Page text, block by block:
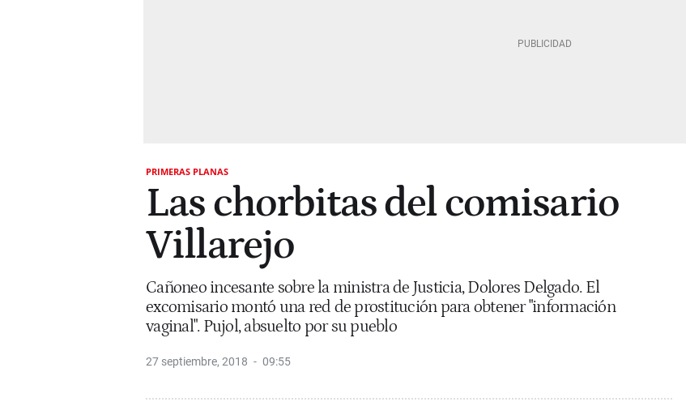
PRIMERAS PLANAS
Las chorbitas del comisario
Villarejo
Cañoneo incesante sobre la ministra de Justicia, Dolores Delgado. El
excomisario montó una red de prostitución para obtener "información
vaginal". Pujol, absuelto por su pueblo
27 septiembre, 2018 09:55